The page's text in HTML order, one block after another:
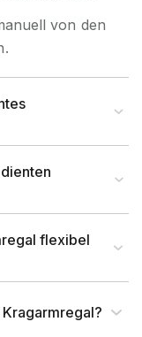
10 Jahre
Handwerk &
Industrie &
& Garage
&
Schraubbar
Zerlegt
von den
flexibel